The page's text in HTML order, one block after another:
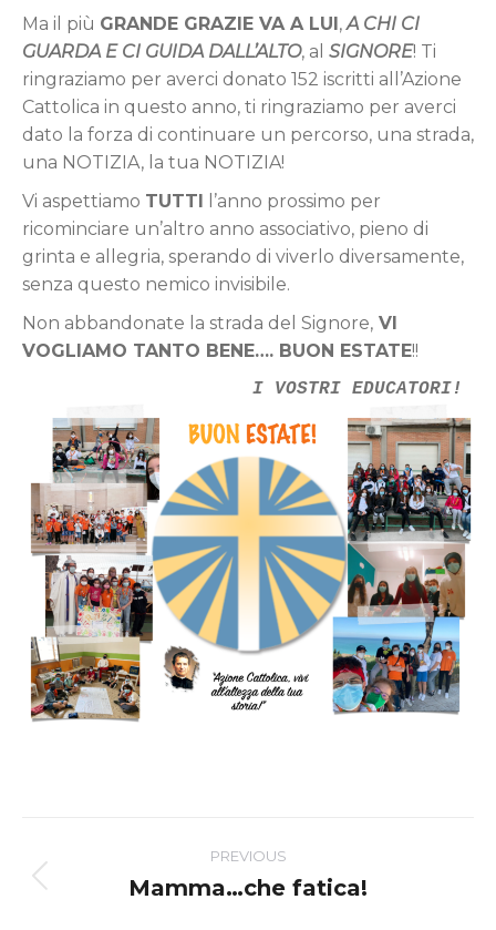
Ma il più GRANDE GRAZIE VA A LUI,A CHI CI
GUARDA E CI GUIDA DALL’ALTO, al SIGNORE! Ti
ringraziamo per averci donato 152 iscritti all’Azione
Cattolica in questo anno, ti ringraziamo per averci
dato la forza di continuare un percorso, una strada,
una NOTIZIA, la tua NOTIZIA!
Vi aspettiamo TUTTI l’anno prossimo per
ricominciare un’altro anno associativo, pieno di
grinta e allegria, sperando di viverlo diversamente,
senza questo nemico invisibile.
Non abbandonate la strada del Signore, VI
VOGLIAMO TANTO BENE…. BUON ESTATE!!
I VOSTRI EDUCATORI!
navigation
PREVIOUS
Previous
Mamma…che fatica!